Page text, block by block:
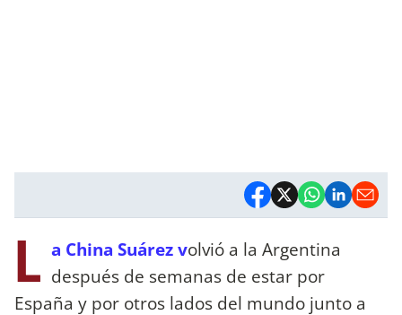
L a China Suárez volvió a la Argentina
después de semanas de estar por
España y por otros lados del mundo junto a